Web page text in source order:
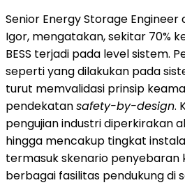
Senior Energy Storage Engineer
Igor, mengatakan, sekitar 70%
BESS terjadi pada level sistem.
seperti yang dilakukan pada
turut memvalidasi prinsip
pendekatansafety-by-design.
pengujian industri diperkirakan
hingga mencakup tingkat
termasuk skenario penyebaran
berbagai fasilitas pendukung di